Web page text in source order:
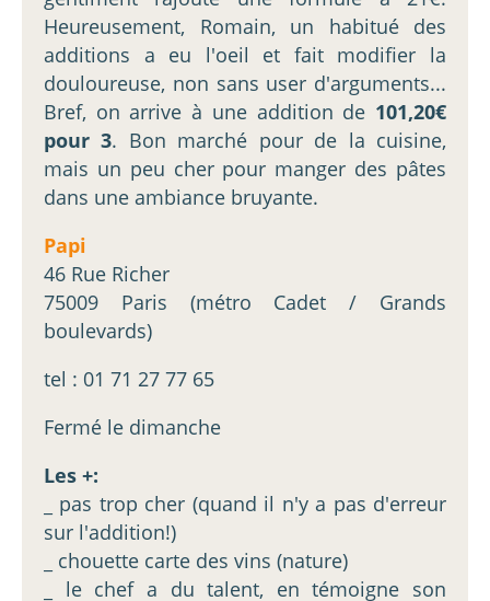
Heureusement, Romain, un habitué des
additions a eu l'oeil et fait modifier la
douloureuse, non sans user d'arguments...
Bref, on arrive à une addition de 101,20€
pour 3. Bon marché pour de la cuisine,
mais un peu cher pour manger des pâtes
dans une ambiance bruyante.
Papi
46 Rue Richer
75009 Paris (métro Cadet / Grands
boulevards)
tel : 01 71 27 77 65
Fermé le dimanche
Les +:
_ pas trop cher (quand il n'y a pas d'erreur
sur l'addition!)
_ chouette carte des vins (nature)
_ le chef a du talent, en témoigne son